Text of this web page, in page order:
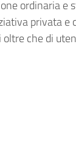
ordinaria
privata
che di